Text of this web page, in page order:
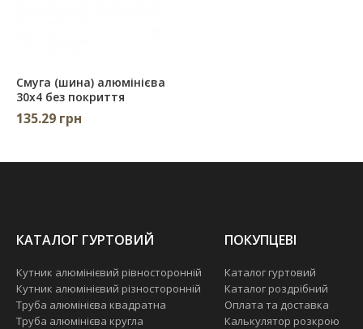
Смуга (шина) алюмінієва
30х4 без покриття
135.29 грн
КАТАЛОГ ГУРТОВИЙ
Кутник алюмінієвий рівносторонній
Кутник алюмінієвий різносторонній
Труба алюмінієва квадратна
Труба алюмінієва кругла
ПОКУПЦЕВІ
Каталог гуртовий
Каталог роздрібний
Оплата та доставка
Калькулятор розкрою